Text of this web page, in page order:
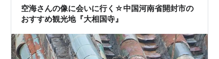
空海さんの像に会いに行く☆中国河南省開封市の
おすすめ観光地『大相国寺』